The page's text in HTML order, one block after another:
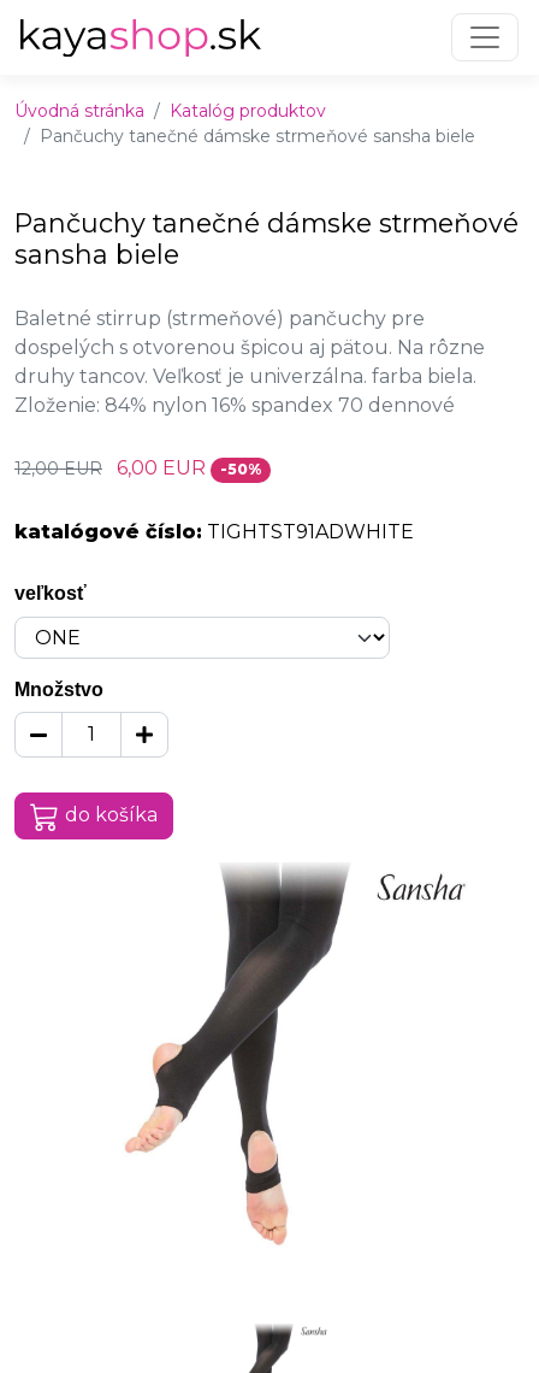
Úvodná stránka
Katalóg produktov
Pančuchy tanečné dámske strmeňové sansha biele
Pančuchy tanečné dámske strmeňové
sansha biele
Baletné stirrup (strmeňové) pančuchy pre
dospelých s otvorenou špicou aj pätou. Na rôzne
druhy tancov. Veľkosť je univerzálna. farba biela.
Zloženie: 84% nylon 16% spandex 70 dennové
12,00 EUR 6,00 EUR -50%
katalógové číslo: TIGHTST91ADWHITE
veľkosť
Množstvo
do košíka